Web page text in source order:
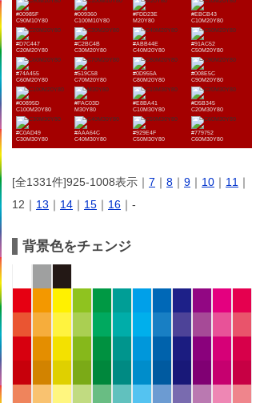
#00985F
C90M10Y80
#009360
C100M10Y80
#FDD23E
M20Y80
#EBCB43
C10M20Y80
#D7C447
C20M20Y80
#C2BC4B
C30M20Y80
#ABB44E
C40M20Y80
#91AC52
C50M20Y80
#74A455
C60M20Y80
#519C58
C70M20Y80
#0D955A
C80M20Y80
#008E5C
C90M20Y80
#00895D
C100M20Y80
#FAC03D
M30Y80
#E8BA41
C10M30Y80
#D5B345
C20M30Y80
#C0AD49
C30M30Y80
#AAA64C
C40M30Y80
#929E4F
C50M30Y80
#779752
C60M30Y80
[全1331件]925-1008表示｜ 7 ｜ 8 ｜ 9 ｜ 10 ｜ 11 ｜
12｜ 13 ｜ 14 ｜ 15 ｜ 16 ｜-
背景色をチェンジ